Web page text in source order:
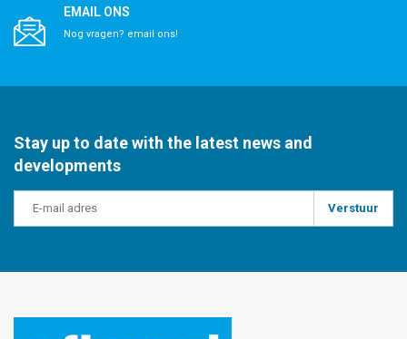
EMAIL ONS
Nog vragen? email ons!
Stay up to date with the latest news and
developments
Verstuur